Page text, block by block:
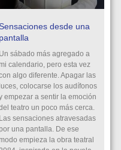
desde una
pantalla
Un sábado más agregado a
mi calendario, pero esta vez
algo diferente. Apagar las
luces, colocarse los audífonos
empezar a sentir la emoción
teatro un poco más cerca.
Las sensaciones atravesadas
por una pantalla. De ese
modo empieza la obra teatral